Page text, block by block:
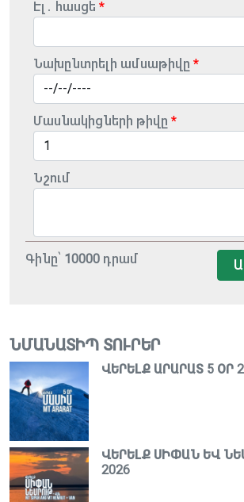
Էլ․ հասցե
Նախընտրելի ամսաթիվը
Մասնակիցների թիվը
Նշում
Գինը՝ 10000 դրամ
ՆՄԱՆԱՏԻՊ ՏՈՒՐԵՐ
ՎԵՐԵԼՔ ԱՐԱՐԱՏ 5 ՕՐ
ՎԵՐԵԼՔ ՍԻՓԱՆ ԵՎ
2026